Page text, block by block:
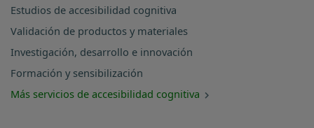
Estudios de accesibilidad cognitiva
Validación de productos y materiales
Investigación, desarrollo e innovación
Formación y sensibilización
Más servicios de accesibilidad cognitiva